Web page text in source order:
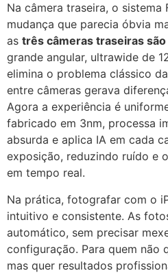
Na câmera traseira, o sistema
mudança que parecia óbvia
as três câmeras traseiras
grande angular, ultrawide de
elimina o problema clássico
entre câmeras gerava
Agora a experiência é
fabricado em 3nm, processa
absurda e aplica IA em cada
exposição, reduzindo ruído e
em tempo real.
Na prática, fotografar com o
intuitivo e consistente. As
automático, sem precisar
configuração. Para quem não
mas quer resultados